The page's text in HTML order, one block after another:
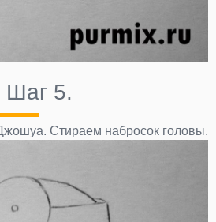
Шаг 5.
Стираем набросок головы.